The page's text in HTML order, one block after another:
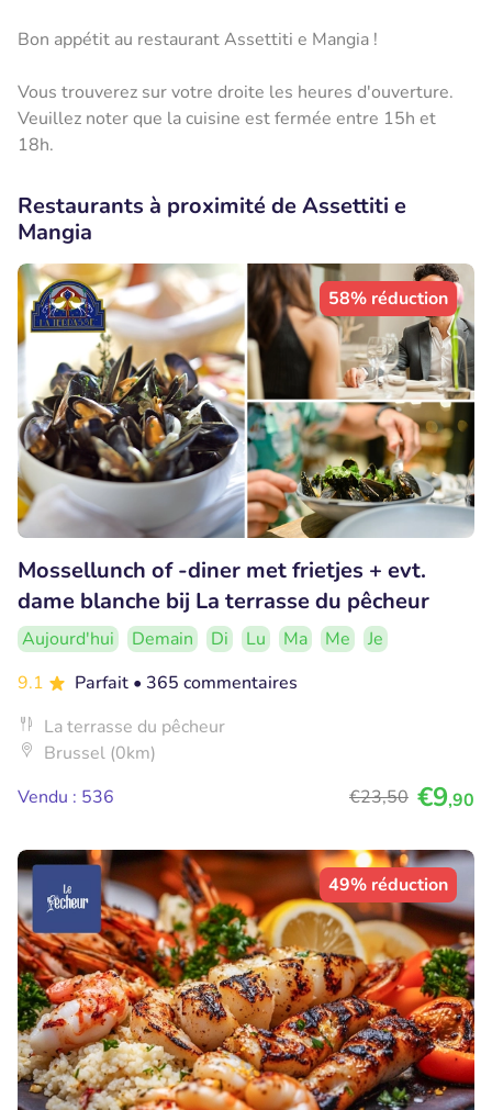
Bon appétit au restaurant Assettiti e Mangia !
Vous trouverez sur votre droite les heures d'ouverture.
Veuillez noter que la cuisine est fermée entre 15h et
18h.
Restaurants à proximité de Assettiti e
Mangia
58% réduction
Mossellunch of -diner met frietjes + evt.
dame blanche bij La terrasse du pêcheur
Aujourd'hui Demain Di Lu Ma Me
Je
9.1
Parfait • 365 commentaires
La terrasse du pêcheur
Brussel (0km)
Vendu : 536
€23,50 €9,90
49% réduction